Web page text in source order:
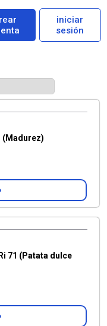
iniciar
sesión
(Madurez)
71 (Patata dulce